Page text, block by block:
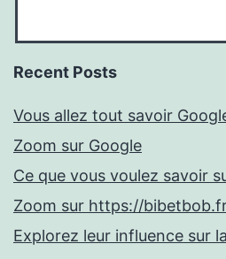
Recent Posts
Vous allez tout savoir
Zoom sur Google
Ce que vous voulez savoir
Zoom sur https://
Explorez leur influence sur